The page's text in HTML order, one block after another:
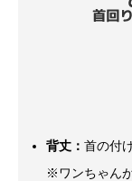
背丈： 首の付
※ワンちゃん